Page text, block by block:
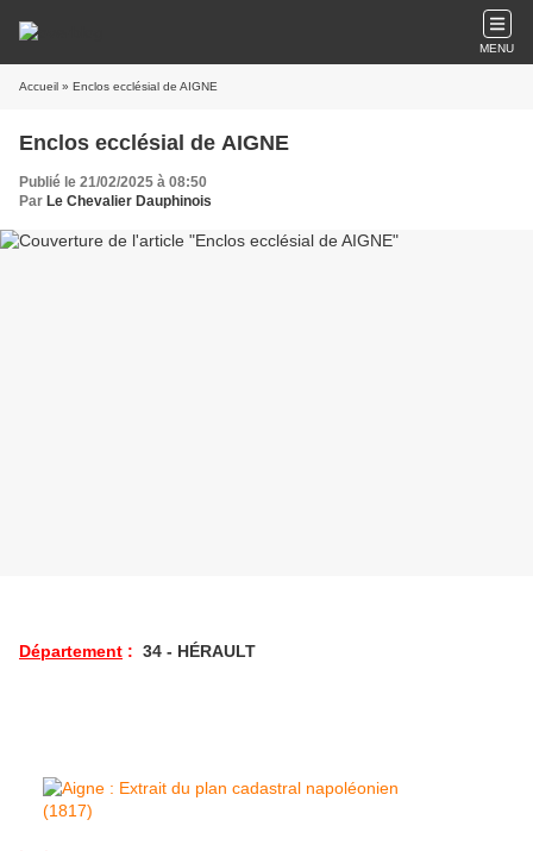
MENU
Accueil » Enclos ecclésial de AIGNE
Enclos ecclésial de AIGNE
Publié le 21/02/2025 à 08:50
Par Le Chevalier Dauphinois
Département : 34 - HÉRAULT